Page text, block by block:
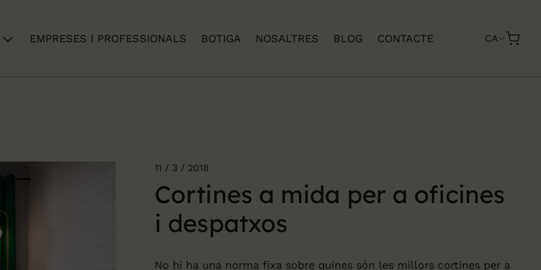
EMPRESES I PROFESSIONALS BOTIGA NOSALTRES BLOG CONTACTE CA
11 / 3 / 2018
Cortines a mida per a oficines
i despatxos
No hi ha una norma fixa sobre quines són les millors cortines per a